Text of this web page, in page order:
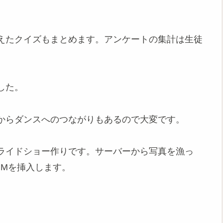
クイズもまとめます。アンケートの集計は生徒
。
ダンスへのつながりもあるので大変です。
ドショー作りです。サーバーから写真を漁っ
を挿入します。